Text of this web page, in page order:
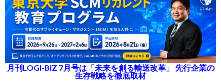
月刊LOGI-BIZ 7月号は「未来を創る輸送改革」 先行企業の
生存戦略を徹底取材